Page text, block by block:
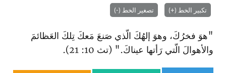
تكبير الخط (+) تصغير الخط (-)
"هوَ فخرُكَ، وهوَ إلهُكَ الّذي صَنعَ مَعكَ تِلكَ العَظائمَ
والأهوالَ الّتي رَأتها عيناكَ‌." (تث 10: 21).